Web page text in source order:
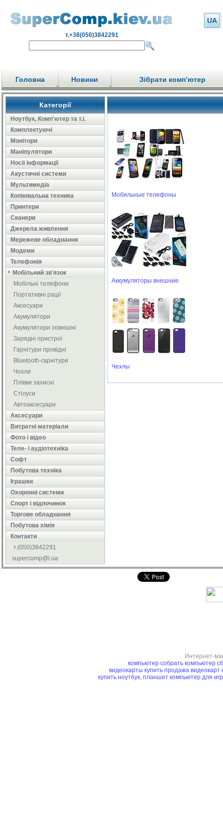
т.+38(050)3842291
UA
Головна Новини Зібрати комп’ютер
Категорії
Ноутбук, Комп'ютер та т.і.
Комплектуючі
Монітори
Маніпулятори
Носії інформації
Акустичні системи
Мультимедіа
Копіювальна техника
Принтери
Сканери
Джерела живлення
Мережеве обладнання
Модеми
Телефонія
Мобільний зв'язок
Мобільні телефони
Портативні рації
Аксесуари
Акумулятори
Акумулятори зовнішні
Зарядні пристрої
Гарнітури провідні
Bluetooth-гарнітури
Чохли
Плівки захисні
Стілуси
Автоаксесуари
Аксесуари
Витратні матеріали
Фото і відео
Теле- і аудіотехніка
Софт
Побутова техніка
Іграшки
Охоронні системи
Cпорт і відпочинок
Торгове обладнання
Побутова хімія
Контакти
т.(050)3842291
supercomp@i.ua
Мобильные телефоны
Аккумуляторы внешние
Чехлы
Интернет-
компьютер собрать компьютер
видеокарты купить продажа видеокарт
купить ноутбук, планшет компьютер для